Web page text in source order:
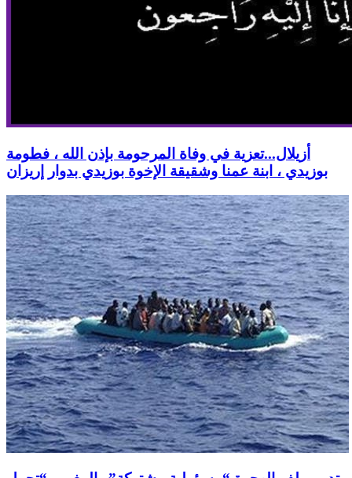
أزيلال...تعزية في وفاة المرحومة بإذن الله ، فطومة
بوزيدي ، ابنة عمنا وشقيقة الإخوة بوزيدي بدوار إريزان